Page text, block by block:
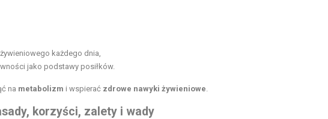
każdego dnia,
jako podstawy posiłków.
na metabolizm i wspierać zdrowe nawyki żywieniowe
korzyści, zalety i wady